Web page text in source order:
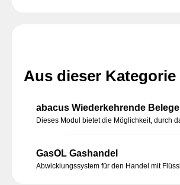
Aus dieser Kategorie
abacus Wiederkehrende Belege
GasOL Gashandel